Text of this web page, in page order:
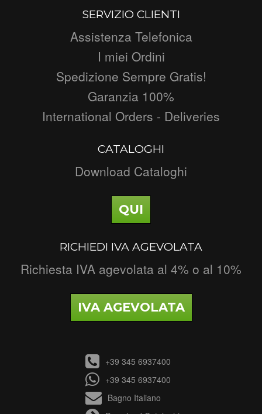
SERVIZIO CLIENTI
Assistenza Telefonica
I miei Ordini
Spedizione Sempre Gratis!
Garanzia 100%
International Orders - Deliveries
CATALOGHI
Download Cataloghi
QUI
RICHIEDI IVA AGEVOLATA
Richiesta IVA agevolata al 4% o al 10%
IVA AGEVOLATA
+39 345 6937400
+39 345 6937400
Bagno Italiano